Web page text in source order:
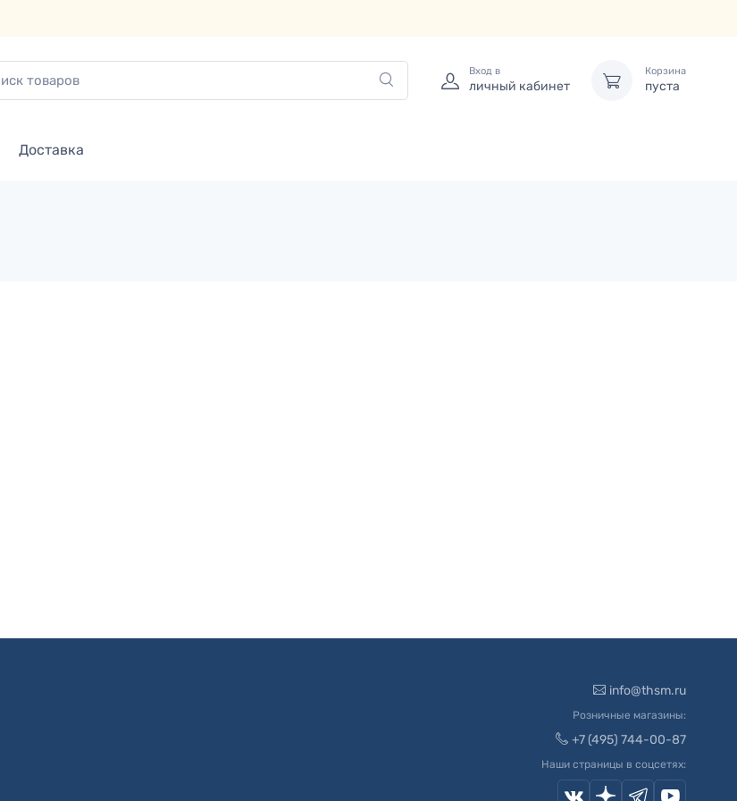
Вход в
личный кабинет
Корзина
пуста
Доставка
info@thsm.ru
Розничные магазины:
+7 (495) 744-00-87
Наши страницы в соцсетях: